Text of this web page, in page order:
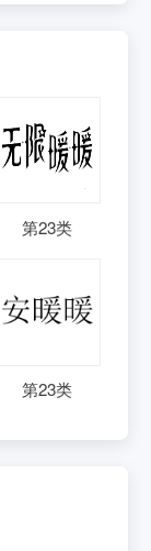
第23类
第23类